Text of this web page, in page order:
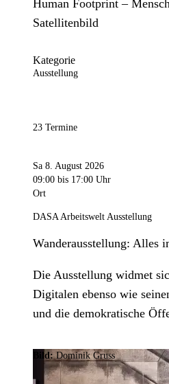
Human Footprint –
Satellitenbild
Kategorie
Ausstellung
23 Termine
Sa 8. August 2026
09:00 bis 17:00 Uhr
Ort
DASA Arbeitswelt Ausstellung
Wanderausstellung: Alles
Die Ausstellung widmet
Digitalen ebenso wie
und die demokratische
Bild:Dominik Gruss